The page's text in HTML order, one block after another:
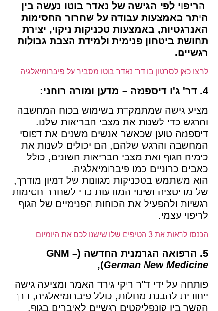
הריפוי לפי הגישה של נאדר בוטו נעשה בין
היתר באמצעות עבודה על שחרור החסימות
האנרגטיות, באמצעות טכניקות ניקוי, יצירת
תחושת ביטחון פנימית ולמידת הצבת גבולות
רגשיים.
לחצו כאן לסרטון בו דר' נאדר בוטו מסביר על פיברומיאלגיה
4. דר' ג'ו דיספנזה – מדען ומורה רוחני:
מציע גישה שמתמקדת בשימוש בכוח המחשבה
והרגש כדי לשנות את מצבי הבריאות שלנו.
דיספנזה טוען שכאשר אנשים משנים את דפוסי
המחשבה והרגש שלהם, הם יכולים לשנות את
כימיה הגוף ואת מצבי הבריאות השונים, כולל
כאבים כרוניים כמו פיברומיאלגיה.
הוא משתמש בטכניקות מגוונות של דמיון מודרך,
של מדיטציה ושינוי המודעות כדי לשחרר חסימות
רגשיות ולהפעיל את הכוחות הפנימיים של הגוף
לריפוי עצמי.
הכנסו לראות את 3 הטיפים שלו שישנו לכם את היומיום
5. הרפואה הגרמנית החדשה (GNM –
German New Medicine
),
פותחה על ידי ד"ר ריקי גירד האמר ומציעה גישה
ייחודית להבנת מחלות, כולל פיברומיאלגיה, דרך
הקשר בין קונפליקטים רגשיים לאיברים בגוף.